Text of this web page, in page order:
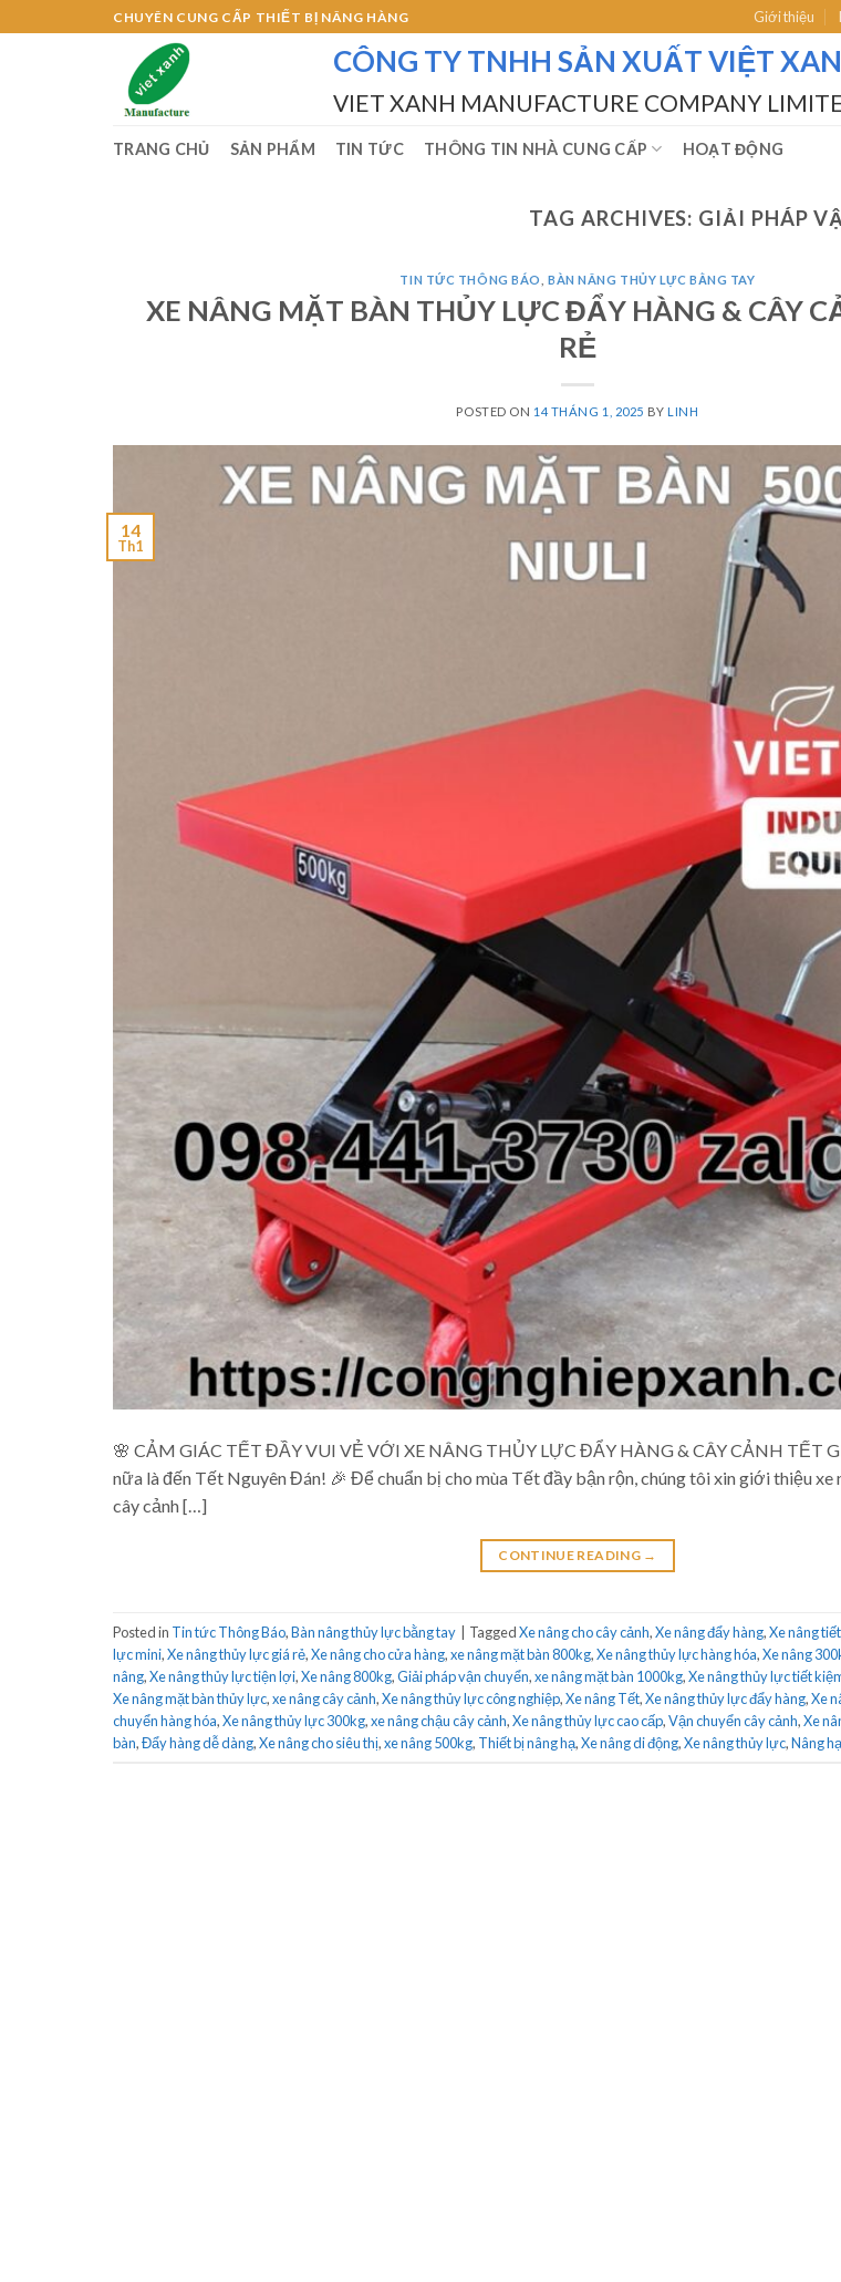
to
CHUYÊN CUNG CẤP THIẾT BỊ NÂNG HÀNG Giới thiệu
CÔNG TY TNHH SẢN XUẤT VIỆT
VIET XANH MANUFACTURE COMPANY
TRANG CHỦ SẢN PHẨM TIN TỨC THÔNG TIN NHÀ CUNG CẤP HOẠT ĐỘNG
TAG ARCHIVES: GIẢI PHÁP
TIN TỨC THÔNG BÁO ,BÀN NÂNG THỦY LỰC BẰNG TAY
XE NÂNG MẶT BÀN THỦY LỰC ĐẨY HÀNG & CÂY
RẺ
POSTED ON 14 THÁNG 1, 2025 BYLINH
14
Th1
🌸 CẢM GIÁC TẾT ĐẦY VUI VẺ VỚI XE NÂNG THỦY LỰC ĐẨY HÀNG & CÂY CẢNH TẾT
nữa là đến Tết Nguyên Đán! 🎉 Để chuẩn bị cho mùa Tết đầy bận rộn, chúng tôi xin giới thiệu xe
cây cảnh […]
CONTINUE READING →
Posted in Tin tức Thông Báo,Bàn nâng thủy lực bằng tay TaggedXe nâng cho cây cảnh,Xe nâng đẩy hàng,Xe nâng
lực mini,Xe nâng thủy lực giá rẻ,Xe nâng cho cửa hàng,xe nâng mặt bàn 800kg,Xe nâng thủy lực hàng hóa,Xe nâng
nâng,Xe nâng thủy lực tiện lợi,Xe nâng 800kg,Giải pháp vận chuyển,xe nâng mặt bàn 1000kg,Xe nâng thủy lực tiết
Xe nâng mặt bàn thủy lực,xe nâng cây cảnh,Xe nâng thủy lực công nghiệp,Xe nâng Tết,Xe nâng thủy lực đẩy hàng,Xe
chuyển hàng hóa,Xe nâng thủy lực 300kg,xe nâng chậu cây cảnh,Xe nâng thủy lực cao cấp,Vận chuyển cây cảnh,Xe
bàn,Đẩy hàng dễ dàng,Xe nâng cho siêu thị,xe nâng 500kg, Thiết bị nâng hạ,Xe nâng di động,Xe nâng thủy lực,Nâng